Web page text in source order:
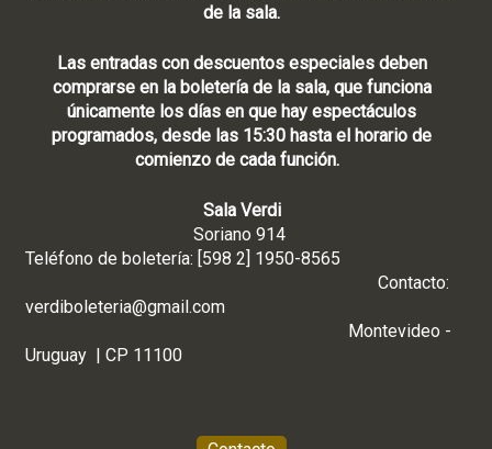
de la sala.
Las entradas con descuentos especiales deben
comprarse en la boletería de la sala, que funciona
únicamente los días en que hay espectáculos
programados, desde las 15:30 hasta el horario de
comienzo de cada función.
Sala Verdi
Soriano 914
Teléfono de boletería: [598 2] 1950-8565
Contacto:
verdiboleteria@gmail.com
Montevideo -
Uruguay | CP 11100